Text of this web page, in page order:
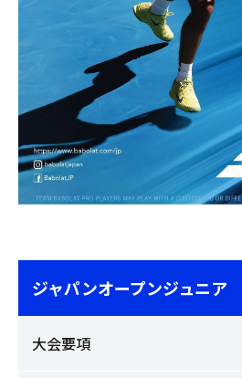
ジャパンオープンジュニア
大会要項